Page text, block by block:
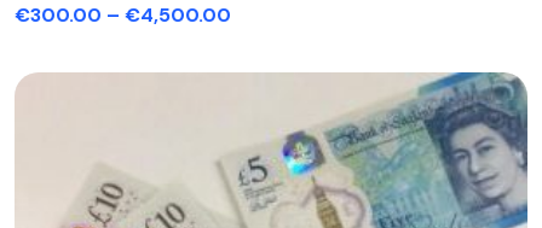
€300.00 – €4,500.00